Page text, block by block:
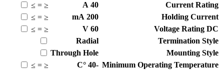
Current Rating
40
A
≤
=
≥
Holding Current
200
mA
≤
=
≥
Voltage Rating DC
60
V
≤
=
≥
Termination Style
Radial
Mounting Style
Through Hole
Minimum Operating Temperature
-40
°C
≤
=
≥